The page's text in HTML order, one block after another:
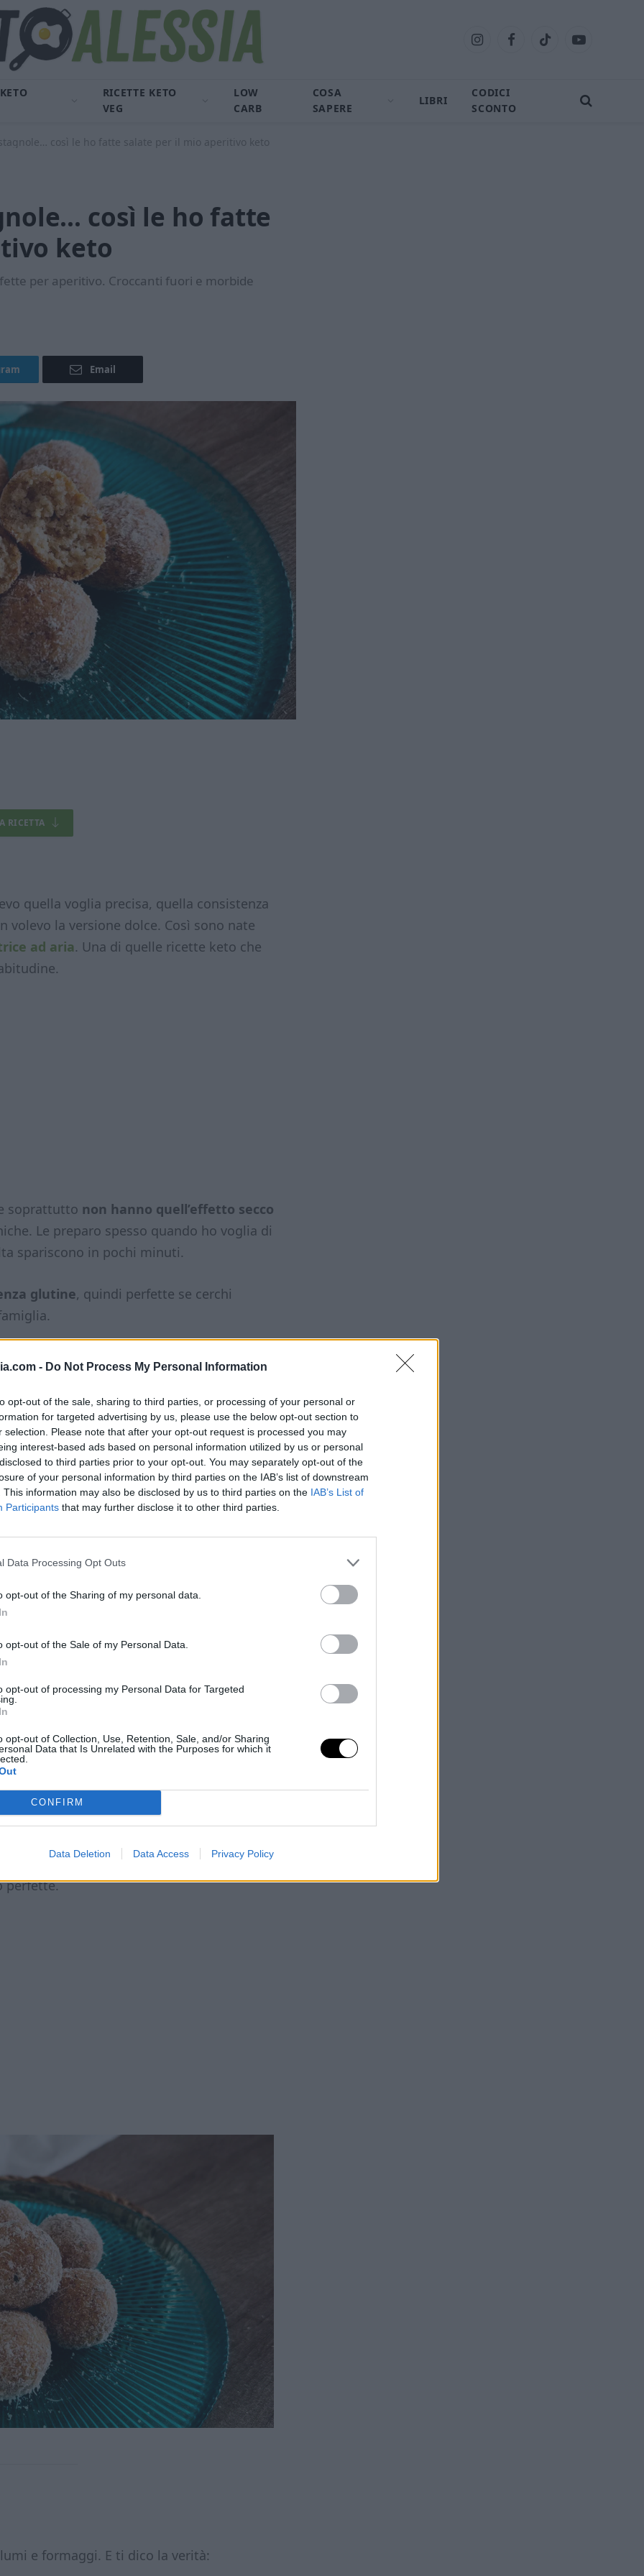
- Do Not Process My Personal Information
opt-out of the sale, sharing to third parties, or processing of your personal or
for targeted advertising by us, please use the below opt-out section to
selection. Please note that after your opt-out request is processed you may
interest-based ads based on personal information utilized by us or personal
to third parties prior to your opt-out. You may separately opt-out of the
of your personal information by third parties on the IAB’s list of downstream
This information may also be disclosed by us to third parties on the IAB’s List of
Participants that may further disclose it to other third parties.
Data Processing Opt Outs
opt-out of the Sharing of my personal data.
opt-out of the Sale of my Personal Data.
opt-out of processing my Personal Data for Targeted
opt-out of Collection, Use, Retention, Sale, and/or Sharing
Data that Is Unrelated with the Purposes for which it
CONFIRM
Data Deletion Data Access Privacy Policy
InstagramFacebookTikTok YouTube
RICETTE KETO
VEG
LOW
CARB
COSA
SAPERE
LIBRI
CODICI
SCONTO
così le ho fatte salate per il mio aperitivo keto
così le ho fatte
keto
per aperitivo. Croccanti fuori e morbide
Email
RICETTA
quella voglia precisa, quella consistenza
la versione dolce. Così sono nate
ad aria. Una di quelle ricette keto che
soprattutto non hanno quell’effetto secco
Le preparo spesso quando ho voglia di
spariscono in pochi minuti.
glutine, quindi perfette se cerchi
keto
rischio è che vengano troppo asciutte. Qui
aggiunge sapore e struttura,
senza bisogno di farine tradizionali.
dona gusto e il latte vegetale mantiene
basta poco per dare quel profumo
al punto giusto. Non devono diventare
perfette.
e formaggi. E ti dico la verità: